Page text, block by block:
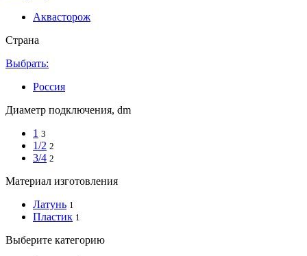
Аквасторож
Страна
Выбрать:
Россия
Диаметр подключения, dm
1 3
1/2 2
3/4 2
Материал изготовления
Латунь 1
Пластик 1
Выберите категорию